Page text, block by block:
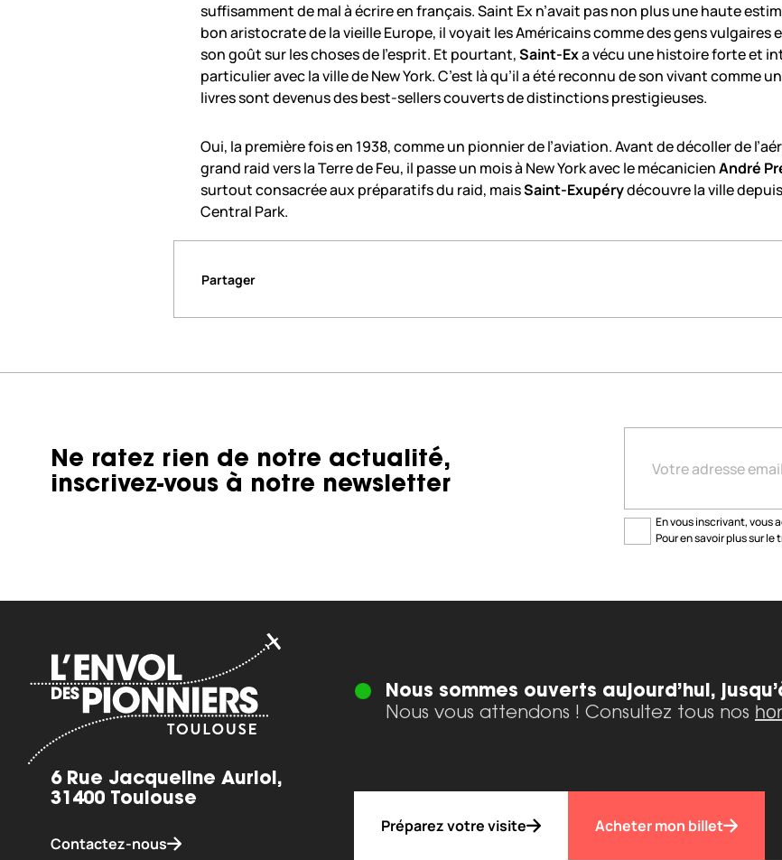
suffisamment de mal à écrire en français. Saint Ex n’avait pas non plus une haute
bon aristocrate de la vieille Europe, il voyait les Américains comme des gens vulgaires
son goût sur les choses de l’esprit. Et pourtant,Saint-Exa vécu une histoire forte et
particulier avec la ville de New York. C’est là qu’il a été reconnu de son vivant comme
livres sont devenus des best-sellers couverts de distinctions prestigieuses.
Oui, la première fois en 1938, comme un pionnier de l’aviation. Avant de décoller de
grand raid vers la Terre de Feu, il passe un mois à New York avec le mécanicienAndré
surtout consacrée aux préparatifs du raid, maisSaint-Exupérydécouvre la ville
Central Park.
Partager
Ne ratez rien de notre actualité,
inscrivez-vous à notre newsletter
En vous inscrivant, vous
Pour en savoir plus sur
6 Rue Jacqueline Auriol,
31400 Toulouse
Contactez-nous
Nous sommes ouverts aujourd’hui,
Nous vous attendons ! Consultez tous nos
Préparez votre visite Acheter mon billet